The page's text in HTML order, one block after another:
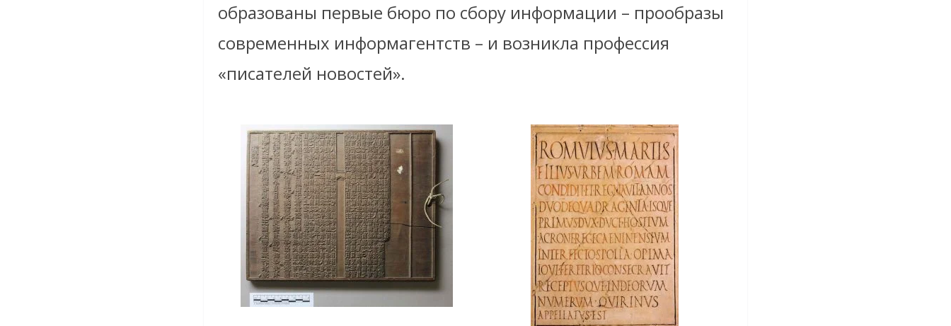
образованы первые бюро по сбору информации – прообразы
современных информагентств – и возникла профессия
«писателей новостей».